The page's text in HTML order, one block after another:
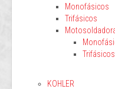
Monofásicos
Trifásicos
Trifásicos
KOHLER